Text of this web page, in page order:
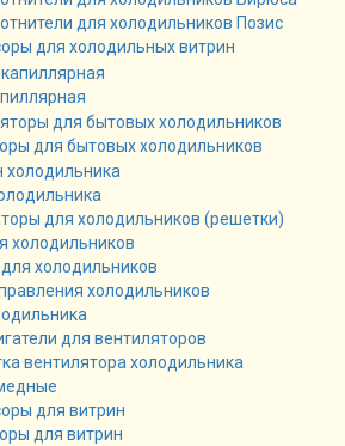
для холодильников Позис
для холодильных витрин
для бытовых холодильников
для холодильников (решетки)
холодильников
холодильников
холодильников
для вентиляторов
вентилятора холодильника
для витрин
для витрин